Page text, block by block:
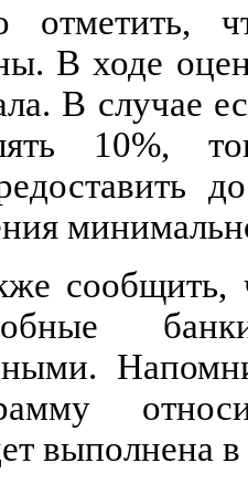
отметить,
В ходе
В случае
10%,
сообщить,
выполнена в